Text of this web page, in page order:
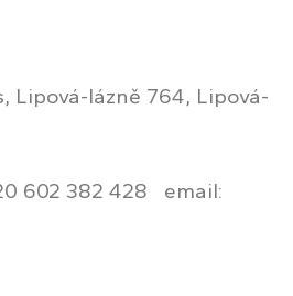
Lipová-lázně 764, Lipová-
602 382 428 email: